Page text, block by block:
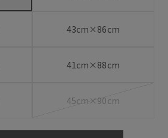
43cm×86cm
41cm×88cm
45cm×90cm